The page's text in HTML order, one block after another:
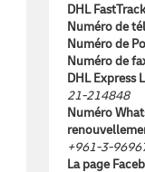
DHL
Numéro de
Numéro de
Numéro de
DHL Express
21-214848
Numéro
+961-3-
La page